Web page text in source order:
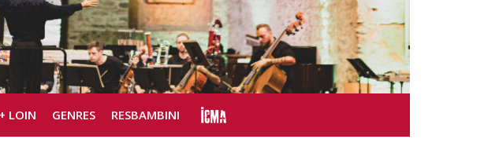
LOIN GENRES RESBAMBINI